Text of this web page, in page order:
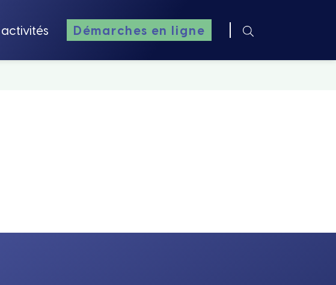
activités Démarches en ligne RECHERCHER